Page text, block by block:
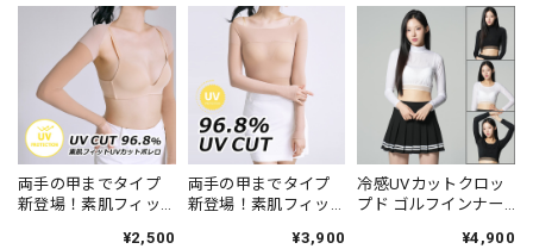
両手の甲までタイプ
新登場！素肌フィッ
¥2,500
両手の甲までタイプ
新登場！素肌フィッ
ド ゴルフインナー¥3,900
冷感UVカットクロッ
プド ゴルフインナー
¥4,900